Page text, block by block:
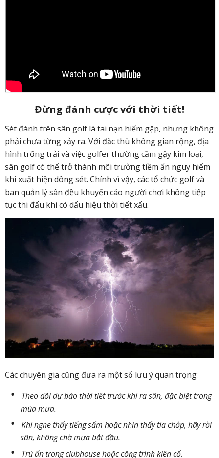
Đừng đánh cược với thời tiết!
Sét đánh trên sân golf là tai nạn hiếm gặp, nhưng không
phải chưa từng xảy ra. Với đặc thù không gian rộng, địa
hình trống trải và việc golfer thường cầm gậy kim loại,
sân golf có thể trở thành môi trường tiềm ẩn nguy hiểm
khi xuất hiện dông sét. Chính vì vậy, các tổ chức golf và
ban quản lý sân đều khuyến cáo người chơi không tiếp
tục thi đấu khi có dấu hiệu thời tiết xấu.
Các chuyên gia cũng đưa ra một số lưu ý quan trọng:
Theo dõi dự báo thời tiết trước khi ra sân, đặc biệt trong
mùa mưa.
Khi nghe thấy tiếng sấm hoặc nhìn thấy tia chớp, hãy rời
sân, không chờ mưa bắt đầu.
Trú ẩn trong clubhouse hoặc công trình kiên cố.